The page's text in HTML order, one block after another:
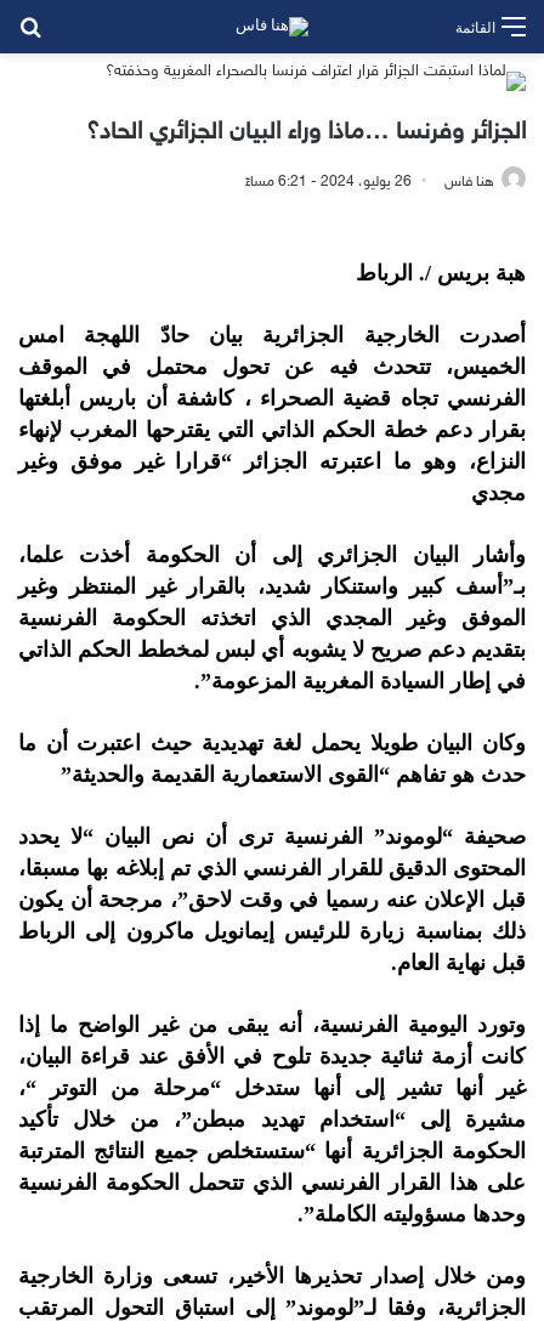
القائمة
الجزائر وفرنسا …ماذا وراء البيان الجزائري الحاد؟
هنا فاس 26 يوليو، 2024 - 6:21 مساءً
هبة بريس /. الرباط
أصدرت الخارجية الجزائرية بيان حادّ اللهجة امس
الخميس، تتحدث فيه عن تحول محتمل في الموقف
الفرنسي تجاه قضية الصحراء ، كاشفة أن باريس أبلغتها
بقرار دعم خطة الحكم الذاتي التي يقترحها المغرب لإنهاء
النزاع، وهو ما اعتبرته الجزائر “قرارا غير موفق وغير
مجدي
وأشار البيان الجزائري إلى أن الحكومة أخذت علما،
بـ”أسف كبير واستنكار شديد، بالقرار غير المنتظر وغير
الموفق وغير المجدي الذي اتخذته الحكومة الفرنسية
بتقديم دعم صريح لا يشوبه أي لبس لمخطط الحكم الذاتي
في إطار السيادة المغربية المزعومة”.
وكان البيان طويلا يحمل لغة تهديدية حيث اعتبرت أن ما
حدث هو تفاهم “القوى الاستعمارية القديمة والحديثة”
صحيفة “لوموند” الفرنسية ترى أن نص البيان “لا يحدد
المحتوى الدقيق للقرار الفرنسي الذي تم إبلاغه بها مسبقا،
قبل الإعلان عنه رسميا في وقت لاحق”، مرجحة أن يكون
ذلك بمناسبة زيارة للرئيس إيمانويل ماكرون إلى الرباط
قبل نهاية العام.
وتورد اليومية الفرنسية، أنه يبقى من غير الواضح ما إذا
كانت أزمة ثنائية جديدة تلوح في الأفق عند قراءة البيان،
غير أنها تشير إلى أنها ستدخل “مرحلة من التوتر “،
مشيرة إلى “استخدام تهديد مبطن”، من خلال تأكيد
الحكومة الجزائرية أنها “ستستخلص جميع النتائج المترتبة
على هذا القرار الفرنسي الذي تتحمل الحكومة الفرنسية
وحدها مسؤوليته الكاملة”.
ومن خلال إصدار تحذيرها الأخير، تسعى وزارة الخارجية
الجزائرية، وفقا لـ”لوموند” إلى استباق التحول المرتقب